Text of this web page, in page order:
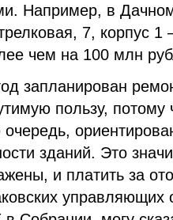
Например, в
7, корпус
чем на 100 млн
запланирован
пользу,
зданий. Это
и платить за
управляющих